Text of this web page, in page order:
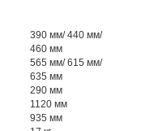
390 мм/ 440 мм/
460 мм
565 мм/ 615 мм/
635 мм
290 мм
1120 мм
935 мм